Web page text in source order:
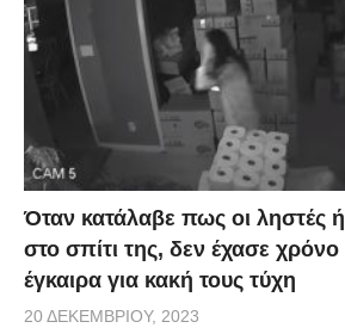
Όταν κατάλαβε πως οι ληστές
στο σπίτι της, δεν έχασε χρόνο
έγκαιρα για κακή τους τύχη
20 ΔΕΚΕΜΒΡΊΟΥ, 2023